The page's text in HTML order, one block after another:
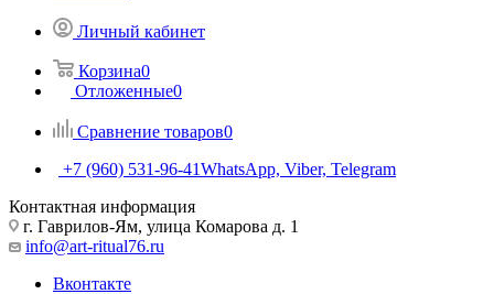
Личный кабинет
Корзина0
Отложенные0
Сравнение товаров0
+7 (960) 531-96-41WhatsApp, Viber, Telegram
Контактная информация
г. Гаврилов-Ям, улица Комарова д. 1
info@art-ritual76.ru
Вконтакте